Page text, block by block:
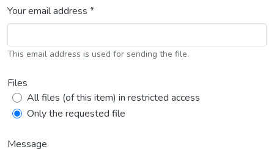
Your email address *
This email address is used for sending the file.
Files
All files (of this item) in restricted access
Only the requested file
Message